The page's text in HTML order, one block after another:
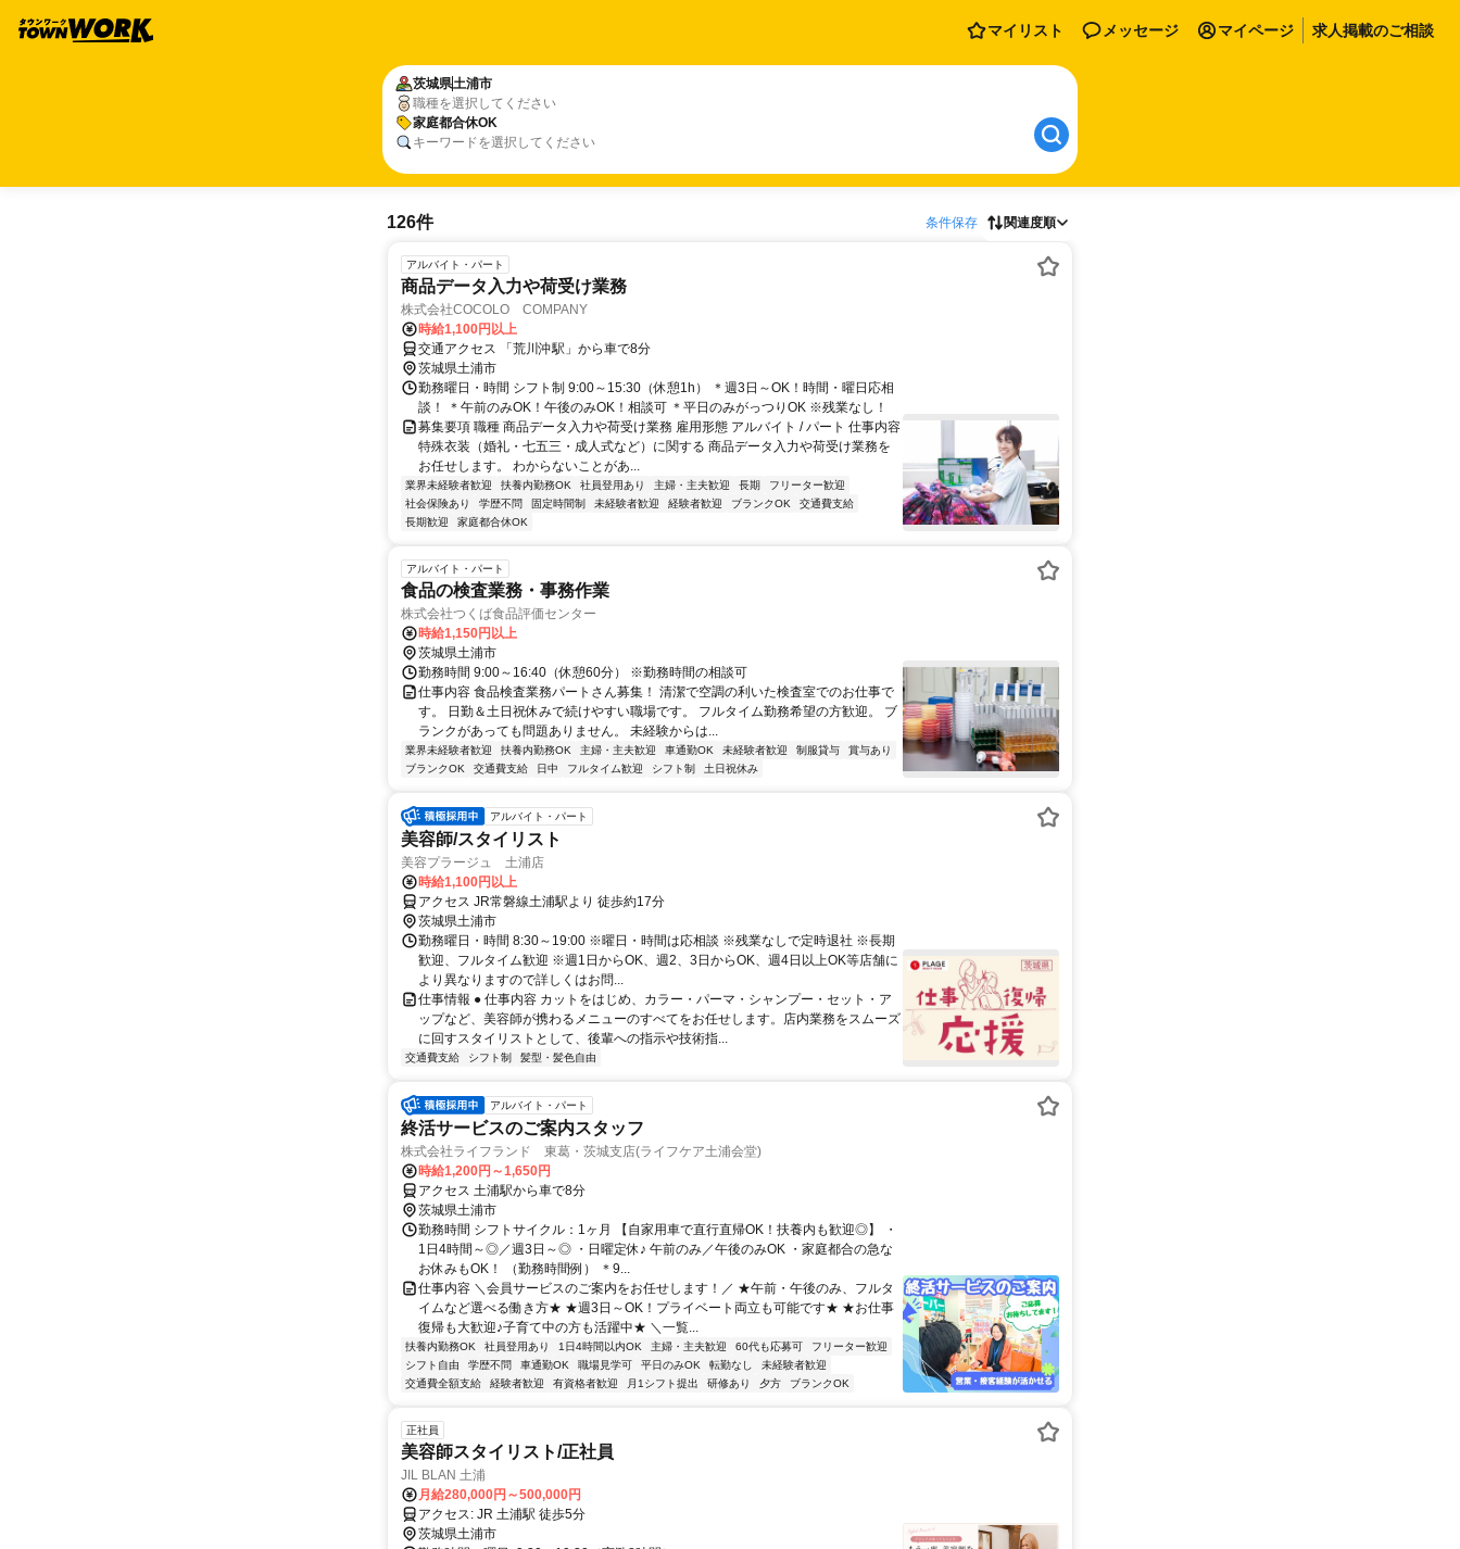
マイリスト メッセージ マイページ 求人掲載のご相談
茨城県土浦市
職種を選択してください
家庭都合休OK
キーワードを選択してください
126件 条件保存 関連度順
アルバイト・パート
商品データ入力や荷受け業務
株式会社COCOLO COMPANY
時給1,100円以上
交通アクセス 「荒川沖駅」から車で8分
茨城県土浦市
勤務曜日・時間 シフト制 9:00～15:30（休憩1h） ＊週3日～OK！時間・曜日応相
談！ ＊午前のみOK！午後のみOK！相談可 ＊平日のみがっつりOK ※残業なし！
募集要項 職種 商品データ入力や荷受け業務 雇用形態 アルバイト / パート 仕事内容
特殊衣装（婚礼・七五三・成人式など）に関する 商品データ入力や荷受け業務を
お任せします。 わからないことがあ...
業界未経験者歓迎 扶養内勤務OK 社員登用あり 主婦・主夫歓迎 長期
フリーター歓迎
社会保険あり
学歴不問 固定時間制 未経験者歓迎 経験者歓迎 ブランクOK
交通費支給
長期歓迎
家庭都合休OK
アルバイト・パート
食品の検査業務・事務作業
株式会社つくば食品評価センター
時給1,150円以上
茨城県土浦市
勤務時間 9:00～16:40（休憩60分） ※勤務時間の相談可
仕事内容 食品検査業務パートさん募集！ 清潔で空調の利いた検査室でのお仕事で
す。 日勤＆土日祝休みで続けやすい職場です。 フルタイム勤務希望の方歓迎。 ブ
ランクがあっても問題ありません。 未経験からは...
業界未経験者歓迎 扶養内勤務OK 主婦・主夫歓迎 車通勤OK 未経験者歓迎 制服貸与
賞与あり
ブランクOK
交通費支給 日中 フルタイム歓迎 シフト制 土日祝休み
アルバイト・パート
美容師/スタイリスト
美容プラージュ 土浦店
時給1,100円以上
アクセス JR常磐線土浦駅より 徒歩約17分
茨城県土浦市
勤務曜日・時間 8:30～19:00 ※曜日・時間は応相談 ※残業なしで定時退社 ※長期
歓迎、フルタイム歓迎 ※週1日からOK、週2、3日からOK、週4日以上OK等店舗に
より異なりますので詳しくはお問...
仕事情報 ● 仕事内容 カットをはじめ、カラー・パーマ・シャンプー・セット・ア
ップなど、美容師が携わるメニューのすべてをお任せします。店内業務をスムーズ
に回すスタイリストとして、後輩への指示や技術指...
交通費支給 シフト制 髪型・髪色自由
アルバイト・パート
終活サービスのご案内スタッフ
株式会社ライフランド 東葛・茨城支店(ライフケア土浦会堂)
時給1,200円～1,650円
アクセス 土浦駅から車で8分
茨城県土浦市
勤務時間 シフトサイクル：1ヶ月 【自家用車で直行直帰OK！扶養内も歓迎◎】 ・
1日4時間～◎／週3日～◎ ・日曜定休♪ 午前のみ／午後のみOK ・家庭都合の急な
お休みもOK！ （勤務時間例） ＊9...
仕事内容 ＼会員サービスのご案内をお任せします！／ ★午前・午後のみ、フルタ
イムなど選べる働き方★ ★週3日～OK！プライベート両立も可能です★ ★お仕事
復帰も大歓迎♪子育て中の方も活躍中★ ＼一覧...
扶養内勤務OK 社員登用あり 1日4時間以内OK 主婦・主夫歓迎 60代も応募可
フリーター歓迎
シフト自由
学歴不問 車通勤OK 職場見学可 平日のみOK 転勤なし
未経験者歓迎
交通費全額支給
経験者歓迎 有資格者歓迎 月1シフト提出 研修あり 夕方 ブランクOK
正社員
美容師スタイリスト/正社員
JIL BLAN 土浦
月給280,000円～500,000円
アクセス: JR 土浦駅 徒歩5分
茨城県土浦市